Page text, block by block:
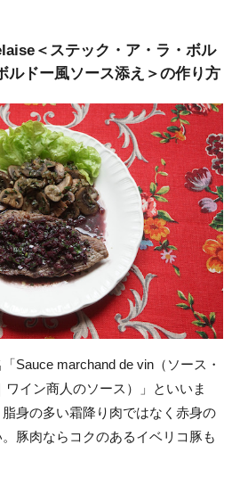
＜ステック・ア・ラ・ ボル
ルドー風ソース添え＞の作り方
Sauce marchand de vin（ソース・
ワイン商人のソース）」といいま
身の多い霜降り肉ではなく赤身の
豚肉ならコクのあるイベリコ豚も